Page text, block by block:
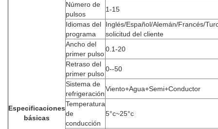
Especificaciones
básicas
Número de
pulsos
1-15
Idiomas del
programa
Inglés/Español/Alemán/Francés/
solicitud del cliente
Ancho del
primer pulso
0.1-20
Retraso del
primer pulso
0--50
Sistema de
refrigeración
Viento+Agua+Semi+Conductor
Temperatura
de
conducción
5°c~25°c